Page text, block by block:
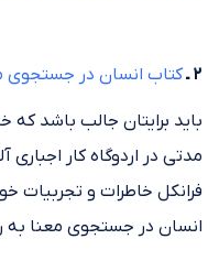
۲ ـ کتاب انسان در جستجوی
باید برایتان جالب باشد
مدتی در اردوگاه کار اجباری
فرانکل خاطرات و تجربیات
انسان در جستجوی معنا به